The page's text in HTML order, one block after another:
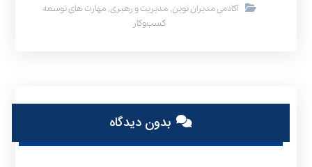
آکادمی مدیران نوین,مدیریت و رهبری,مهارت های توسعه
کسب‌وکار
بدون دیدگاه